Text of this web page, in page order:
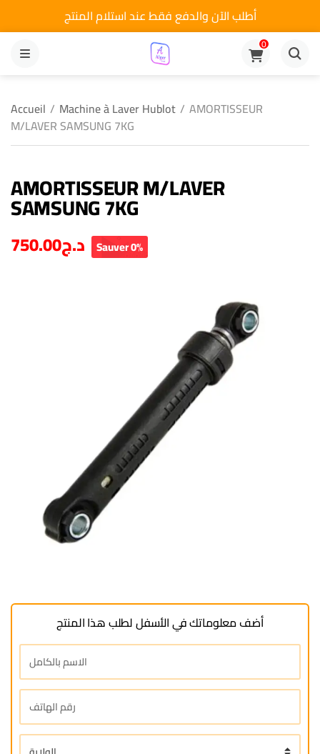
أطلب الآن والدفع فقط عند استلام المنتج
MENU
0
Accueil / Machine à Laver Hublot / AMORTISSEUR
M/LAVER SAMSUNG 7KG
AMORTISSEUR M/LAVER
SAMSUNG 7KG
د.ج750.00 Sauver 0%
أضف معلوماتك في الأسفل لطلب هذا المنتج